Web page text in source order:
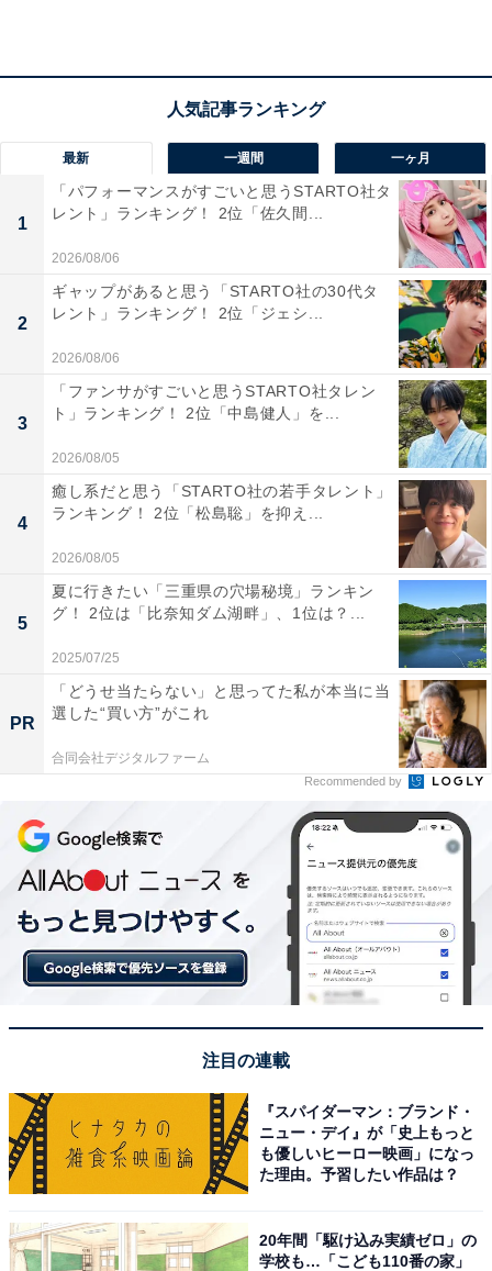
付)
Amazonで見る
「Perfume」の商品をAmazonで見る
View this post on Instagram
最新 一週間 一ヶ月
1
「パフォーマンスがすごいと思うSTARTO社タ
レント」ランキング！ 2位「佐久間...
2026/08/06
2
ギャップがあると思う「STARTO社の30代タ
レント」ランキング！ 2位「ジェシ...
2026/08/06
3
「ファンサがすごいと思うSTARTO社タレン
ト」ランキング！ 2位「中島健人」を...
2026/08/05
4
癒し系だと思う「STARTO社の若手タレント」
ランキング！ 2位「松島聡」を抑え...
2026/08/05
5
夏に行きたい「三重県の穴場秘境」ランキン
グ！ 2位は「比奈知ダム湖畔」、1位は？...
2025/07/25
PR
「どうせ当たらない」と思ってた私が本当に当
選した“買い方”がこれ
合同会社デジタルファーム
Recommended by
注目の連載
『スパイダーマン：ブランド・
ニュー・デイ』が「史上もっと
も優しいヒーロー映画」になっ
た理由。予習したい作品は？
20年間「駆け込み実績ゼロ」の
学校も…「こども110番の家」